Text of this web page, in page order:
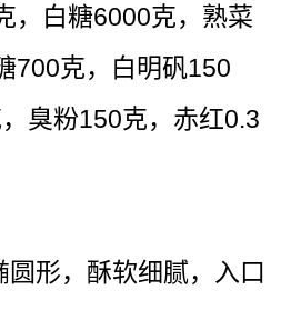
，白糖6000克，熟菜
700克，白明矾150
臭粉150克，赤红0.3
圆形，酥软细腻，入口